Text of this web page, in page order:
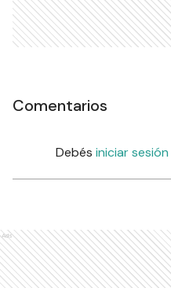
Comentarios
Debés iniciar sesión
Ads